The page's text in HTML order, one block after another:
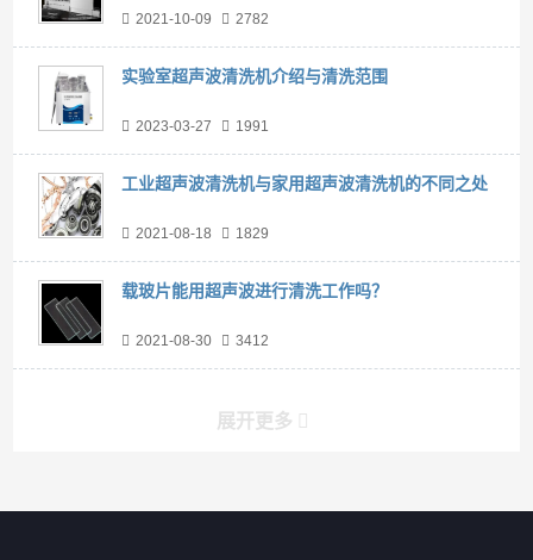
2021-10-09 2782
实验室超声波清洗机介绍与清洗范围
2023-03-27 1991
工业超声波清洗机与家用超声波清洗机的不同之处
2021-08-18 1829
载玻片能用超声波进行清洗工作吗？
2021-08-30 3412
展开更多